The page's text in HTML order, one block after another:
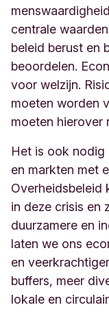
centrale
beleid berust en
beoordelen.
voor welzijn.
moeten worden
moeten hierover
Het is ook nodig
en markten met
Overheidsbeleid
in deze crisis en
duurzamere en
laten we ons
en
buffers, meer
lokale en